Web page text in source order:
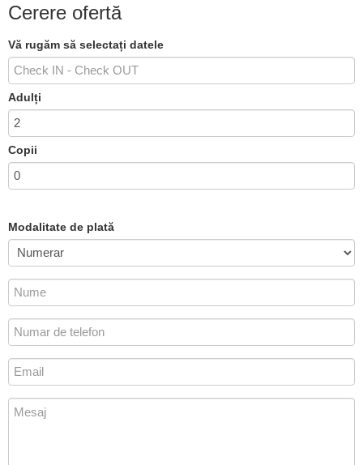
Cerere ofertă
Vă rugăm să selectați datele
Adulți
Copii
Modalitate de plată